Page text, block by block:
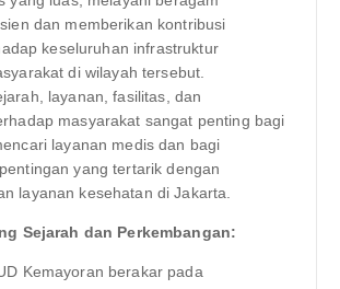
dan memberikan kontribusi
keseluruhan infrastruktur
di wilayah tersebut.
layanan, fasilitas, dan
masyarakat sangat penting bagi
layanan medis dan bagi
yang tertarik dengan
layanan kesehatan di Jakarta.
Sejarah dan Perkembangan:
Kemayoran berakar pada